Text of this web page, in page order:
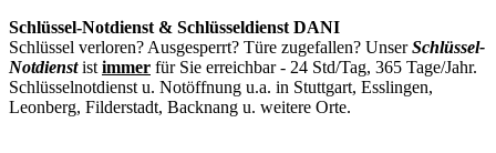
Schlüssel-Notdienst & Schlüsseldienst DANI
Schlüssel verloren? Ausgesperrt? Türe zugefallen? UnserSchlüssel-
Notdienstist immer für Sie erreichbar - 24 Std/Tag, 365 Tage/Jahr.
Schlüsselnotdienst u. Notöffnung u.a. in Stuttgart, Esslingen,
Leonberg, Filderstadt, Backnang u. weitere Orte.